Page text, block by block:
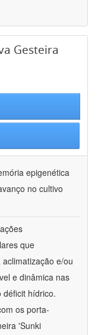
Gesteira
epigenética
no cultivo
que
e/ou
e dinâmica nas
déficit hídrico.
os porta-
'Sunki